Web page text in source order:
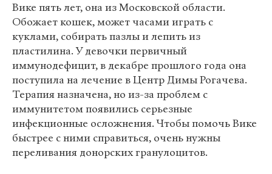
Вике пять лет, она из Московской области.
Обожает кошек, может часами играть с
куклами, собирать пазлы и лепить из
пластилина. У девочки первичный
иммунодефицит, в декабре прошлого года она
поступила на лечение в Центр Димы Рогачева.
Терапия назначена, но из-за проблем с
иммунитетом появились серьезные
инфекционные осложнения. Чтобы помочь Вике
быстрее с ними справиться, очень нужны
переливания донорских гранулоцитов.